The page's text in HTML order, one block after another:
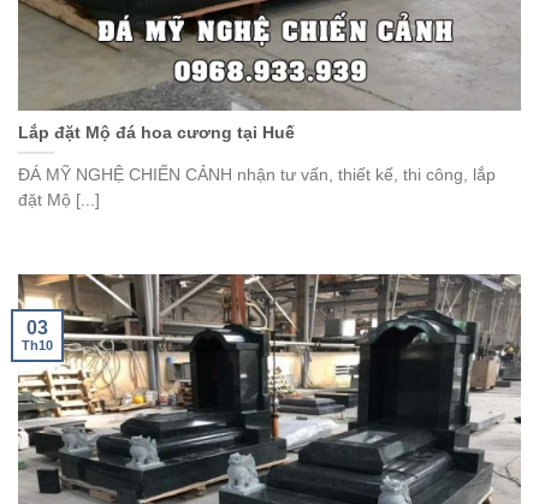
Lắp đặt Mộ đá hoa cương tại Huế
ĐÁ MỸ NGHỆ CHIẾN CẢNH nhận tư vấn, thiết kế, thi công, lắp
đặt Mộ [...]
03
Th10